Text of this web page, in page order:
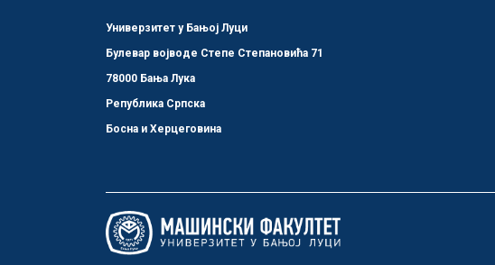
Универзитет у Бањој Луци
Булевар војводе Степе Степановића 71
78000 Бања Лука
Република Српска
Босна и Херцеговина